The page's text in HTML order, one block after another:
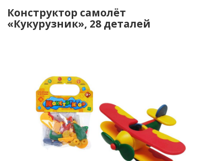
Конструктор самолёт
«Кукурузник», 28 деталей